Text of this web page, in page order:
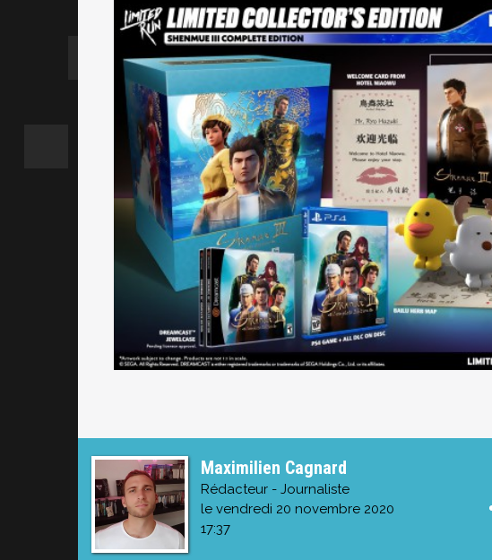
Maximilien Cagnard
Rédacteur - Journaliste
le vendredi 20 novembre 2020
17:37